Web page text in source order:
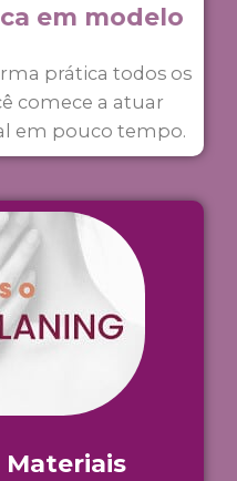
em modelo
prática todos os
comece a atuar
em pouco tempo.
Materiais